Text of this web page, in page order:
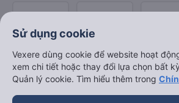
Sử dụng cookie
Vexere dùng cookie để website hoạt
xem chi tiết hoặc thay đổi lựa chọn bất
Quản lý cookie. Tìm hiểu thêm trong